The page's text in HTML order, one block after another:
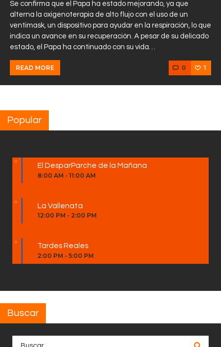
Se confirma que el Papa ha estado mejorando, ya que
alterna la oxigenoterapia de alto flujo con el uso de un
ventimask, un dispositivo para ayudar en la respiración, lo que
indica un avance en su recuperación. A pesar de su delicado
estado, el Papa ha continuado con su vida…
READ MORE 0 1
Popular
El DesparParche de la Mañana
8:00 AM - 11:00 AM
La Vallenata
12:00 PM - 2:00 PM
Tardes Reales
2:00 PM - 5:00 PM
Buscar